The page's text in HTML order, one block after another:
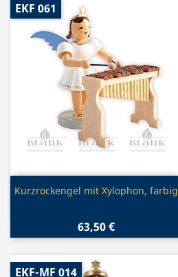
Vorschau
Kurzrockengel mit Xylophon, farbig
63,50 €
EKF 061
EKF-MF 014